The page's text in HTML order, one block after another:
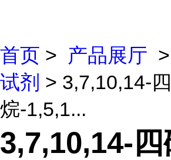
首页 > 产品展厅 >
试剂 > 3,7,10,14-
烷-1,5,1...
3,7,10,14-